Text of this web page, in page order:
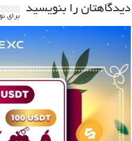
دیدگاهتان را بنویسید
برای